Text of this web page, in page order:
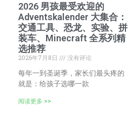
2026 男孩最受欢迎的
Adventskalender 大集合：
交通工具、恐龙、实验、拼
装车、Minecraft 全系列精
选推荐
2026年7月8日
没有评论
每年一到圣诞季，家长们最头疼的
就是：给孩子选哪一款
阅读更多 >>